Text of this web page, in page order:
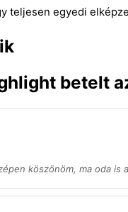
teljesen egyedi
betelt
köszönöm, ma oda is